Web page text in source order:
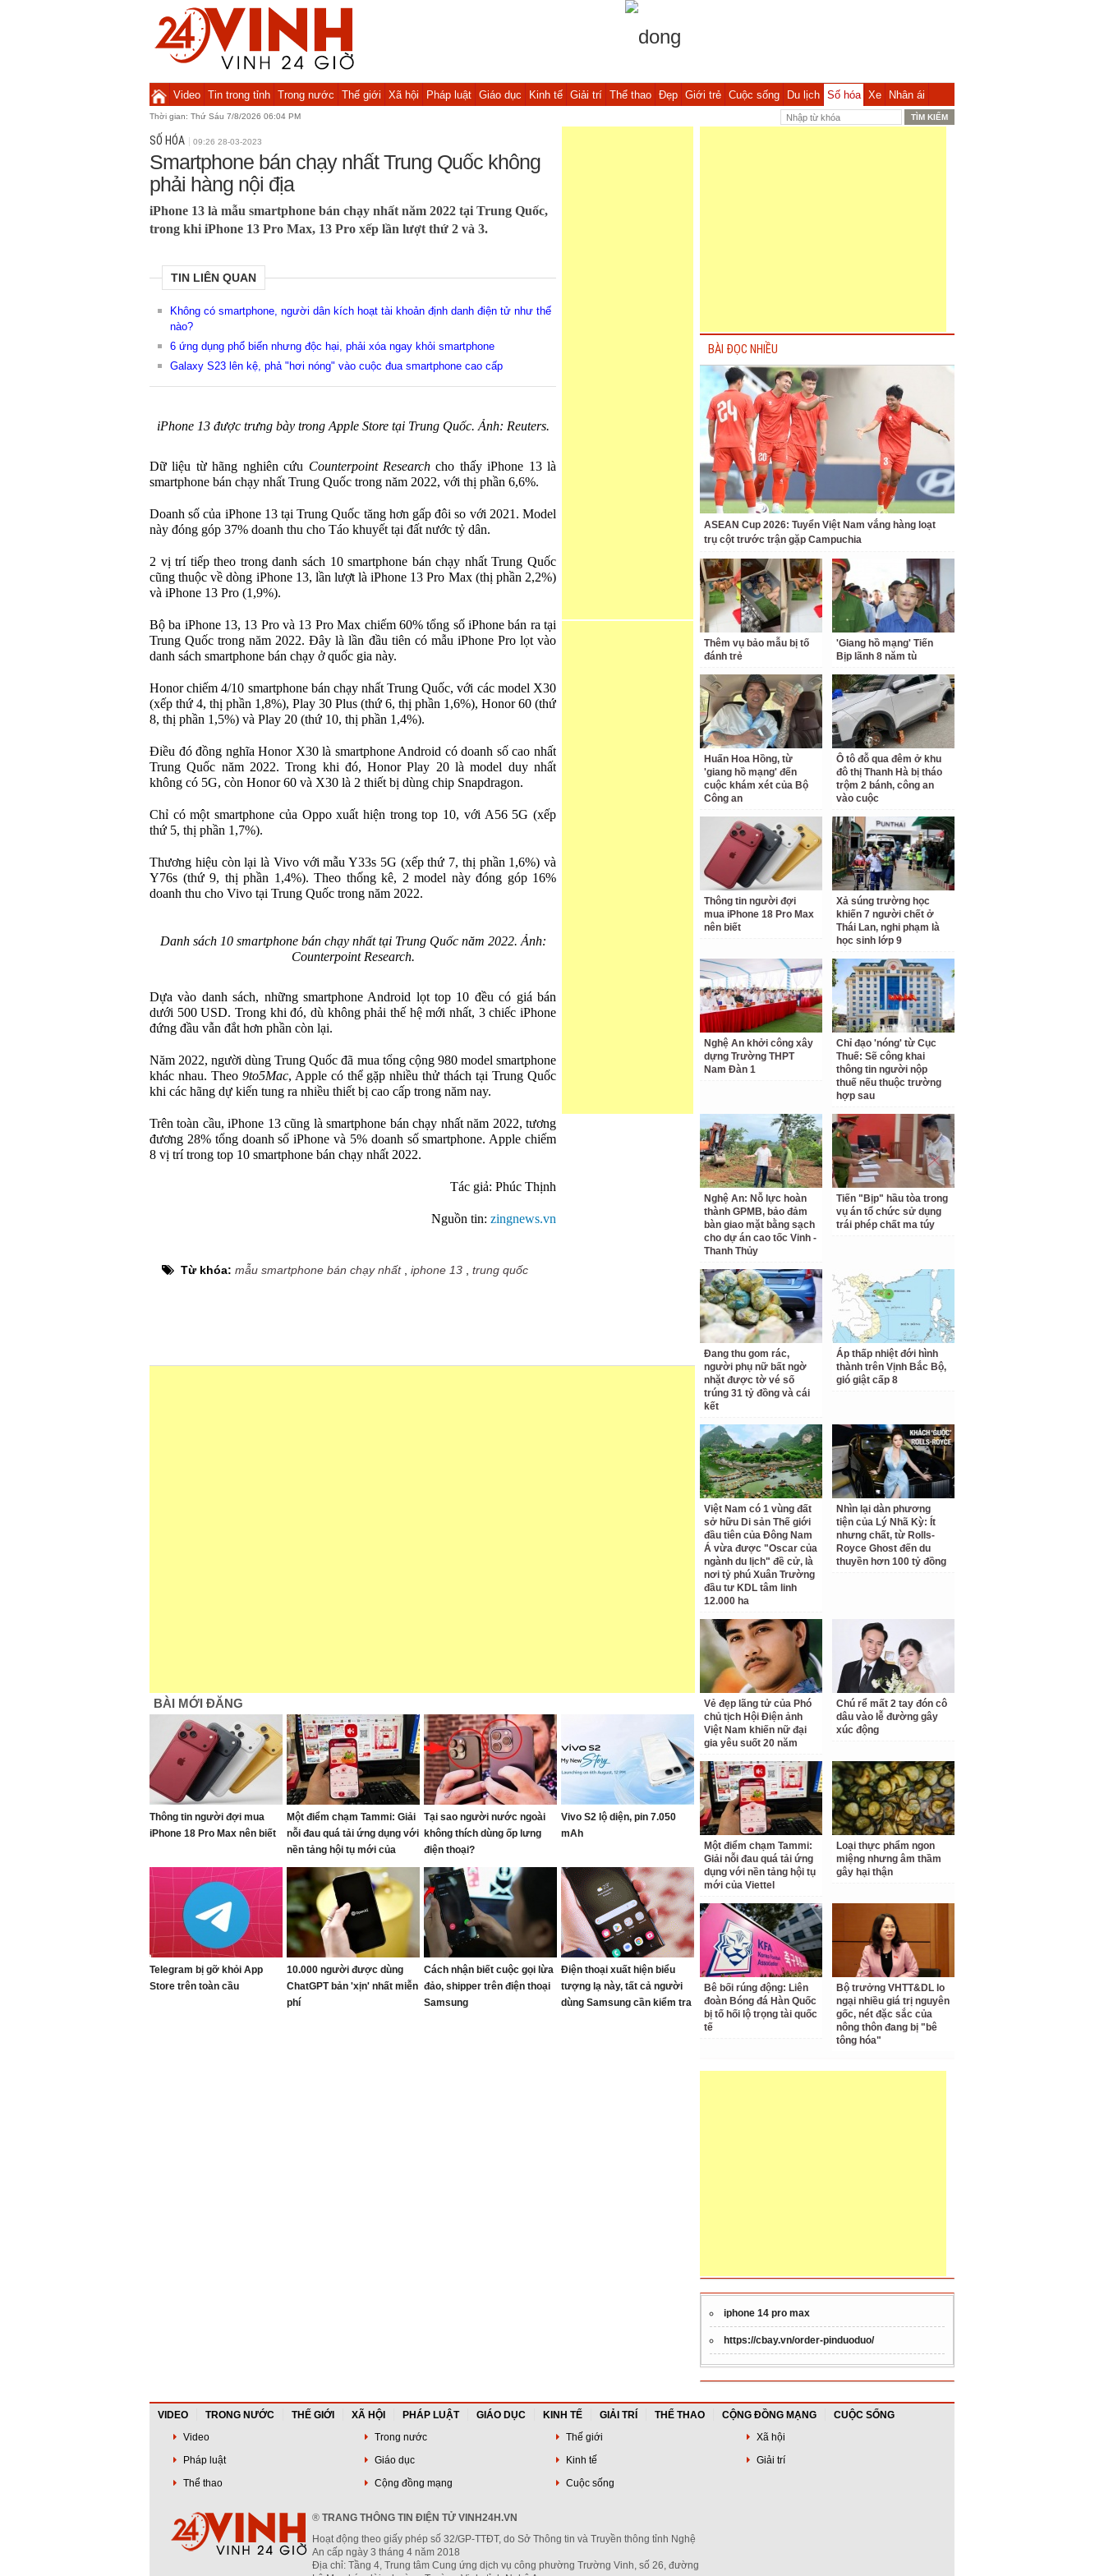
Video Tin trong tỉnh Trong nước Thế giới Xã hội Pháp luật Giáo dục Kinh tế Giải trí Thể thao Đẹp Giới trẻ Cuộc sống Du lịch Số hóa Xe Nhân ái
Thời gian: Thứ Sáu 7/8/2026 06:04 PM
SỐ HÓA 09:26 28-03-2023
Smartphone bán chạy nhất Trung Quốc không
phải hàng nội địa
iPhone 13 là mẫu smartphone bán chạy nhất năm 2022 tại Trung Quốc,
trong khi iPhone 13 Pro Max, 13 Pro xếp lần lượt thứ 2 và 3.
TIN LIÊN QUAN
Không có smartphone, người dân kích hoạt tài khoản định danh điện tử như thế
nào?
6 ứng dụng phổ biến nhưng độc hại, phải xóa ngay khỏi smartphone
Galaxy S23 lên kệ, phả "hơi nóng" vào cuộc đua smartphone cao cấp
iPhone 13 được trưng bày trong Apple Store tại Trung Quốc. Ảnh: Reuters.
Dữ liệu từ hãng nghiên cứu Counterpoint Researchcho thấy iPhone 13 là
smartphone bán chạy nhất Trung Quốc trong năm 2022, với thị phần 6,6%.
Doanh số của iPhone 13 tại Trung Quốc tăng hơn gấp đôi so với 2021. Model
này đóng góp 37% doanh thu cho Táo khuyết tại đất nước tỷ dân.
2 vị trí tiếp theo trong danh sách 10 smartphone bán chạy nhất Trung Quốc
cũng thuộc về dòng iPhone 13, lần lượt là iPhone 13 Pro Max (thị phần 2,2%)
và iPhone 13 Pro (1,9%).
Bộ ba iPhone 13, 13 Pro và 13 Pro Max chiếm 60% tổng số iPhone bán ra tại
Trung Quốc trong năm 2022. Đây là lần đầu tiên có mẫu iPhone Pro lọt vào
danh sách smartphone bán chạy ở quốc gia này.
Honor chiếm 4/10 smartphone bán chạy nhất Trung Quốc, với các model X30
(xếp thứ 4, thị phần 1,8%), Play 30 Plus (thứ 6, thị phần 1,6%), Honor 60 (thứ
8, thị phần 1,5%) và Play 20 (thứ 10, thị phần 1,4%).
Điều đó đồng nghĩa Honor X30 là smartphone Android có doanh số cao nhất
Trung Quốc năm 2022. Trong khi đó, Honor Play 20 là model duy nhất
không có 5G, còn Honor 60 và X30 là 2 thiết bị dùng chip Snapdragon.
Chỉ có một smartphone của Oppo xuất hiện trong top 10, với A56 5G (xếp
thứ 5, thị phần 1,7%).
Thương hiệu còn lại là Vivo với mẫu Y33s 5G (xếp thứ 7, thị phần 1,6%) và
Y76s (thứ 9, thị phần 1,4%). Theo thống kê, 2 model này đóng góp 16%
doanh thu cho Vivo tại Trung Quốc trong năm 2022.
Danh sách 10 smartphone bán chạy nhất tại Trung Quốc năm 2022. Ảnh:
Counterpoint Research.
Dựa vào danh sách, những smartphone Android lọt top 10 đều có giá bán
dưới 500 USD. Trong khi đó, dù không phải thế hệ mới nhất, 3 chiếc iPhone
đứng đầu vẫn đắt hơn phần còn lại.
Năm 2022, người dùng Trung Quốc đã mua tổng cộng 980 model smartphone
khác nhau. Theo 9to5Mac, Apple có thể gặp nhiều thử thách tại Trung Quốc
khi các hãng dự kiến tung ra nhiều thiết bị cao cấp trong năm nay.
Trên toàn cầu, iPhone 13 cũng là smartphone bán chạy nhất năm 2022, tương
đương 28% tổng doanh số iPhone và 5% doanh số smartphone. Apple chiếm
8 vị trí trong top 10 smartphone bán chạy nhất 2022.
Tác giả: Phúc Thịnh
Nguồn tin: zingnews.vn
Từ khóa: mẫu smartphone bán chạy nhất, iphone 13 trung quốc
BÀI MỚI ĐĂNG
Thông tin người đợi mua
iPhone 18 Pro Max nên biết
Một điểm chạm Tammi: Giải
nỗi đau quá tải ứng dụng với
nền tảng hội tụ mới của
Viettel
Tại sao người nước ngoài
không thích dùng ốp lưng
điện thoại?
Vivo S2 lộ diện, pin 7.050
mAh
Telegram bị gỡ khỏi App
Store trên toàn cầu
10.000 người được dùng
ChatGPT bản 'xịn' nhất miễn
phí
Cách nhận biết cuộc gọi lừa
đảo, shipper trên điện thoại
Samsung
Điện thoại xuất hiện biểu
tượng lạ này, tất cả người
dùng Samsung cần kiểm tra
BÀI ĐỌC NHIỀU
ASEAN Cup 2026: Tuyển Việt Nam vắng hàng loạt
trụ cột trước trận gặp Campuchia
Thêm vụ bảo mẫu bị tố
đánh trẻ
'Giang hồ mạng' Tiến
Bịp lãnh 8 năm tù
Huấn Hoa Hồng, từ
'giang hồ mạng' đến
cuộc khám xét của Bộ
Công an
Ô tô đỗ qua đêm ở khu
đô thị Thanh Hà bị tháo
trộm 2 bánh, công an
vào cuộc
Thông tin người đợi
mua iPhone 18 Pro Max
nên biết
Xả súng trường học
khiến 7 người chết ở
Thái Lan, nghi phạm là
học sinh lớp 9
Nghệ An khởi công xây
dựng Trường THPT
Nam Đàn 1
Chỉ đạo 'nóng' từ Cục
Thuế: Sẽ công khai
thông tin người nộp
thuế nếu thuộc trường
hợp sau
Nghệ An: Nỗ lực hoàn
thành GPMB, bảo đảm
bàn giao mặt bằng sạch
cho dự án cao tốc Vinh -
Thanh Thủy
Tiến "Bịp" hầu tòa trong
vụ án tổ chức sử dụng
trái phép chất ma túy
Đang thu gom rác,
người phụ nữ bất ngờ
nhặt được tờ vé số
trúng 31 tỷ đồng và cái
kết
Áp thấp nhiệt đới hình
thành trên Vịnh Bắc Bộ,
gió giật cấp 8
Việt Nam có 1 vùng đất
sở hữu Di sản Thế giới
đầu tiên của Đông Nam
Á vừa được "Oscar của
ngành du lịch" đề cử, là
nơi tỷ phú Xuân Trường
đầu tư KDL tâm linh
12.000 ha
Nhìn lại dàn phương
tiện của Lý Nhã Kỳ: Ít
nhưng chất, từ Rolls-
Royce Ghost đến du
thuyền hơn 100 tỷ đồng
Vẻ đẹp lãng tử của Phó
chủ tịch Hội Điện ảnh
Việt Nam khiến nữ đại
gia yêu suốt 20 năm
Chú rể mất 2 tay đón cô
dâu vào lễ đường gây
xúc động
Một điểm chạm Tammi:
Giải nỗi đau quá tải ứng
dụng với nền tảng hội tụ
mới của Viettel
Loại thực phẩm ngon
miệng nhưng âm thầm
gây hại thận
Bê bối rúng động: Liên
đoàn Bóng đá Hàn Quốc
bị tố hối lộ trọng tài quốc
tế
Bộ trưởng VHTT&DL lo
ngại nhiều giá trị nguyên
gốc, nét đặc sắc của
nông thôn đang bị "bê
tông hóa"
iphone 14 pro max
https://cbay.vn/order-pinduoduo/
VIDEO TRONG NƯỚC THẾ GIỚI XÃ HỘI PHÁP LUẬT GIÁO DỤC KINH TẾ GIẢI TRÍ THỂ THAO CỘNG ĐỒNG MẠNG
CUỘC SỐNG
Video
Trong nước Thế giới
Xã hội
Pháp luật
Giáo dục Kinh tế
Giải trí
Thể thao
Cộng đồng mạng Cuộc sống
® TRANG THÔNG TIN ĐIỆN TỬ VINH24H.VN
Hoạt động theo giấy phép số 32/GP-TTĐT, do Sở Thông tin và Truyền thông tỉnh Nghệ
An cấp ngày 3 tháng 4 năm 2018
Địa chỉ: Tầng 4, Trung tâm Cung ứng dịch vụ công phường Trường Vinh, số 26, đường